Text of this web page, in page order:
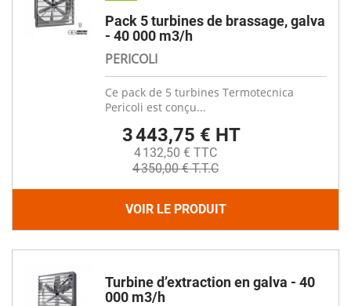
Pack 5 turbines de brassage, galva
- 40 000 m3/h
PERICOLI
Ce pack de 5 turbines Termotecnica
Pericoli est conçu...
3 443,75 € HT
4 132,50 € TTC
4 350,00 € T.T.C
VOIR LE PRODUIT
Turbine d’extraction en galva - 40
000 m3/h